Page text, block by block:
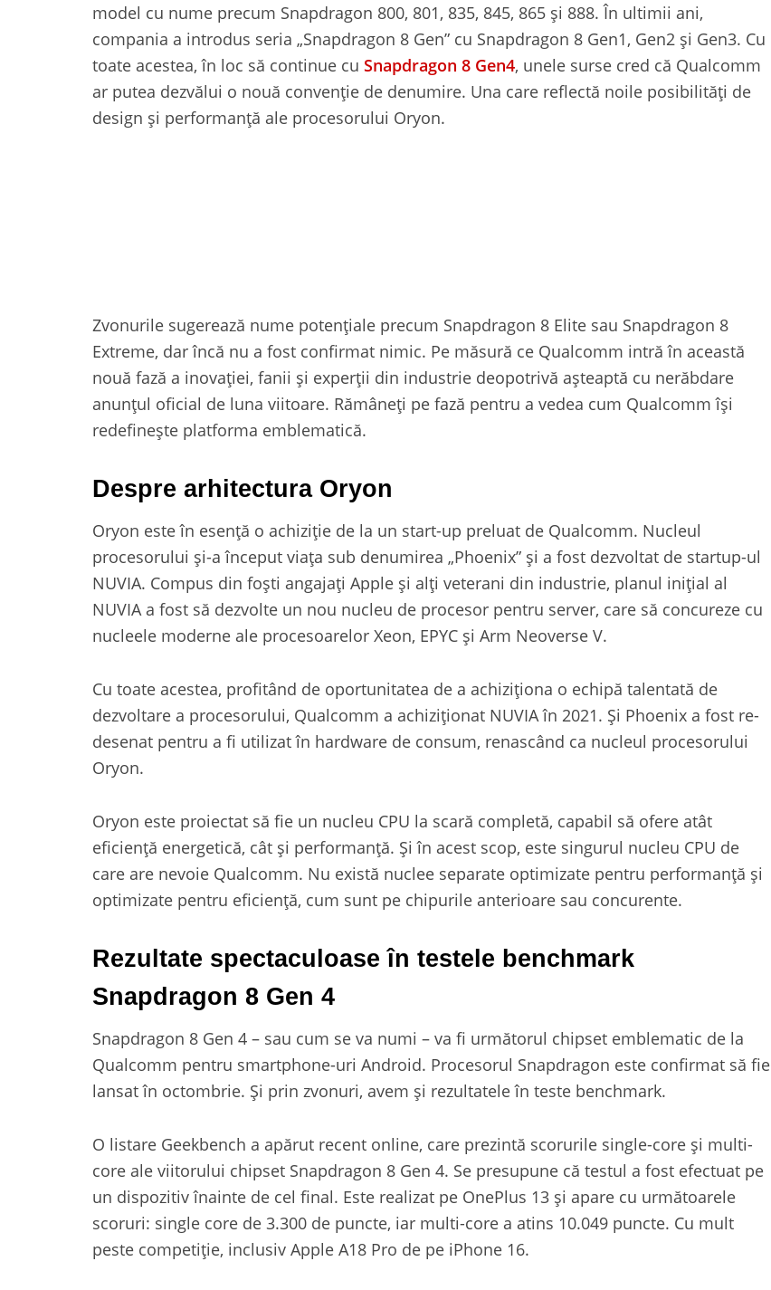
model cu nume precum Snapdragon 800, 801, 835, 845, 865 și 888. În ultimii ani,
compania a introdus seria „Snapdragon 8 Gen” cu Snapdragon 8 Gen1, Gen2 și Gen3. Cu
toate acestea, în loc să continue cu Snapdragon 8 Gen4, unele surse cred că Qualcomm
ar putea dezvălui o nouă convenție de denumire. Una care reflectă noile posibilități de
design și performanță ale procesorului Oryon.
Zvonurile sugerează nume potențiale precum Snapdragon 8 Elite sau Snapdragon 8
Extreme, dar încă nu a fost confirmat nimic. Pe măsură ce Qualcomm intră în această
nouă fază a inovației, fanii și experții din industrie deopotrivă așteaptă cu nerăbdare
anunțul oficial de luna viitoare. Rămâneți pe fază pentru a vedea cum Qualcomm își
redefinește platforma emblematică.
Despre arhitectura Oryon
Oryon este în esență o achiziție de la un start-up preluat de Qualcomm. Nucleul
procesorului și-a început viața sub denumirea „Phoenix” și a fost dezvoltat de startup-ul
NUVIA. Compus din foști angajați Apple și alți veterani din industrie, planul inițial al
NUVIA a fost să dezvolte un nou nucleu de procesor pentru server, care să concureze cu
nucleele moderne ale procesoarelor Xeon, EPYC și Arm Neoverse V.
Cu toate acestea, profitând de oportunitatea de a achiziționa o echipă talentată de
dezvoltare a procesorului, Qualcomm a achiziționat NUVIA în 2021. Și Phoenix a fost re-
desenat pentru a fi utilizat în hardware de consum, renascând ca nucleul procesorului
Oryon.
Oryon este proiectat să fie un nucleu CPU la scară completă, capabil să ofere atât
eficiență energetică, cât și performanță. Și în acest scop, este singurul nucleu CPU de
care are nevoie Qualcomm. Nu există nuclee separate optimizate pentru performanță și
optimizate pentru eficiență, cum sunt pe chipurile anterioare sau concurente.
Rezultate spectaculoase în testele benchmark
Snapdragon 8 Gen 4
Snapdragon 8 Gen 4 – sau cum se va numi – va fi următorul chipset emblematic de la
Qualcomm pentru smartphone-uri Android. Procesorul Snapdragon este confirmat să fie
lansat în octombrie. Și prin zvonuri, avem și rezultatele în teste benchmark.
O listare Geekbench a apărut recent online, care prezintă scorurile single-core și multi-
core ale viitorului chipset Snapdragon 8 Gen 4. Se presupune că testul a fost efectuat pe
un dispozitiv înainte de cel final. Este realizat pe OnePlus 13 și apare cu următoarele
scoruri: single core de 3.300 de puncte, iar multi-core a atins 10.049 puncte. Cu mult
peste competiție, inclusiv Apple A18 Pro de pe iPhone 16.